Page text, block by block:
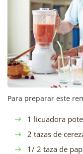
Para preparar este
1 licuadora
2 tazas de
1/ 2 taza de